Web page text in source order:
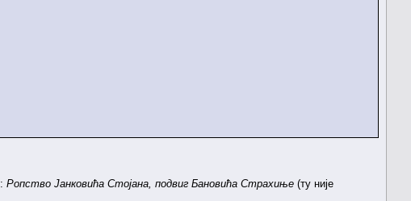
Ропство Јанковића Стојана, подвиг Бановића Страхиње (ту није